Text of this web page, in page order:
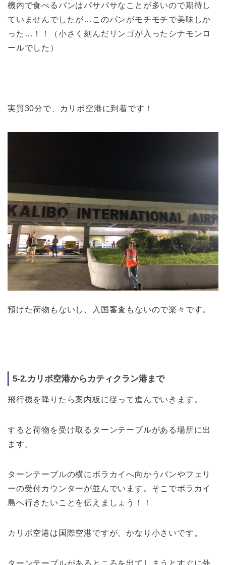
機内で食べるパンはパサパサなことが多いので期待し
ていませんでしたが…このパンがモチモチで美味しか
った…！！（小さく刻んだリンゴが入ったシナモンロ
ールでした）
実質30分で、カリボ空港に到着です！
預けた荷物もないし、入国審査もないので楽々です。
5-2.カリボ空港からカティクラン港まで
飛行機を降りたら案内板に従って進んでいきます。
すると荷物を受け取るターンテーブルがある場所に出
ます。
ターンテーブルの横にボラカイへ向かうバンやフェリ
ーの受付カウンターが並んでいます。そこでボラカイ
島へ行きたいことを伝えましょう！！
カリボ空港は国際空港ですが、かなり小さいです。
ターンテーブルがあるところを出てしまうとすぐに外